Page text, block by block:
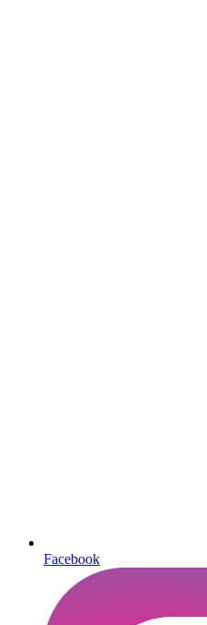
Facebook